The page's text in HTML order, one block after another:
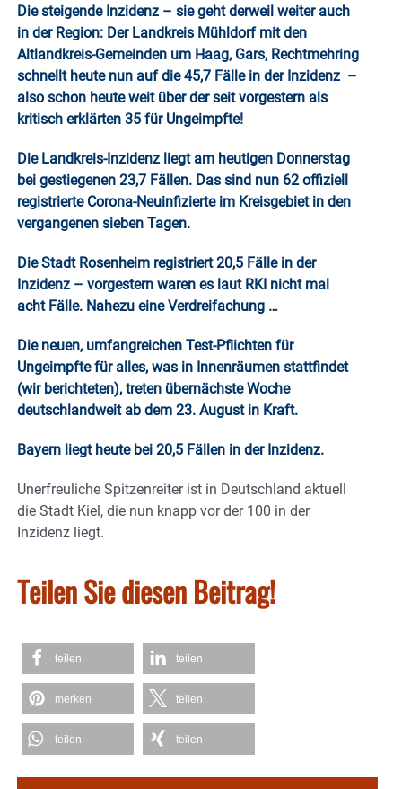
Die steigende Inzidenz – sie geht derweil weiter auch
in der Region: Der Landkreis Mühldorf mit den
Altlandkreis-Gemeinden um Haag, Gars, Rechtmehring
schnellt heute nun auf die 45,7 Fälle in der Inzidenz –
also schon heute weit über der seit vorgestern als
kritisch erklärten 35 für Ungeimpfte!
Die Landkreis-Inzidenz liegt am heutigen Donnerstag
bei gestiegenen 23,7 Fällen. Das sind nun 62 offiziell
registrierte Corona-Neuinfizierte im Kreisgebiet in den
vergangenen sieben Tagen.
Die Stadt Rosenheim registriert 20,5 Fälle in der
Inzidenz – vorgestern waren es laut RKI nicht mal
acht Fälle. Nahezu eine Verdreifachung …
Die neuen, umfangreichen Test-Pflichten für
Ungeimpfte für alles, was in Innenräumen stattfindet
(wir berichteten), treten übernächste Woche
deutschlandweit ab dem 23. August in Kraft.
Bayern liegt heute bei 20,5 Fällen in der Inzidenz.
Unerfreuliche Spitzenreiter ist in Deutschland aktuell
die Stadt Kiel, die nun knapp vor der 100 in der
Inzidenz liegt.
Teilen Sie diesen Beitrag!
teilen teilen
merken teilen
teilen teilen